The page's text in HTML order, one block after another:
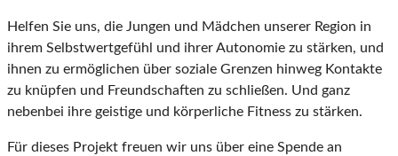
Helfen Sie uns, die Jungen und Mädchen unserer Region in
ihrem Selbstwertgefühl und ihrer Autonomie zu stärken, und
ihnen zu ermöglichen über soziale Grenzen hinweg Kontakte
zu knüpfen und Freundschaften zu schließen. Und ganz
nebenbei ihre geistige und körperliche Fitness zu stärken.
Für dieses Projekt freuen wir uns über eine Spende an